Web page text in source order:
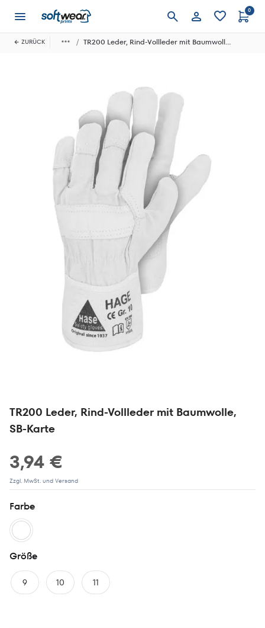
Anmelden
0
ZURÜCK TR200 Leder, Rind-Vollleder mit Baumwolle, SB-Karte
TR200 Leder, Rind-Vollleder mit Baumwolle,
SB-Karte
3,94 €
Zzgl. MwSt. und Versand
Farbe
Größe
9 10 11